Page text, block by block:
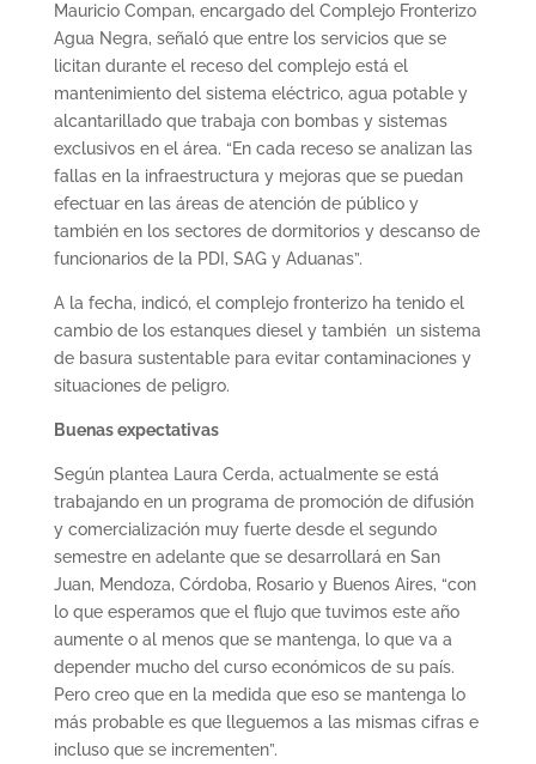
Mauricio Compan, encargado del Complejo Fronterizo
Agua Negra, señaló que entre los servicios que se
licitan durante el receso del complejo está el
mantenimiento del sistema eléctrico, agua potable y
alcantarillado que trabaja con bombas y sistemas
exclusivos en el área. “En cada receso se analizan las
fallas en la infraestructura y mejoras que se puedan
efectuar en las áreas de atención de público y
también en los sectores de dormitorios y descanso de
funcionarios de la PDI, SAG y Aduanas”.
A la fecha, indicó, el complejo fronterizo ha tenido el
cambio de los estanques diesel y también un sistema
de basura sustentable para evitar contaminaciones y
situaciones de peligro.
Buenas expectativas
Según plantea Laura Cerda, actualmente se está
trabajando en un programa de promoción de difusión
y comercialización muy fuerte desde el segundo
semestre en adelante que se desarrollará en San
Juan, Mendoza, Córdoba, Rosario y Buenos Aires, “con
lo que esperamos que el flujo que tuvimos este año
aumente o al menos que se mantenga, lo que va a
depender mucho del curso económicos de su país.
Pero creo que en la medida que eso se mantenga lo
más probable es que lleguemos a las mismas cifras e
incluso que se incrementen”.